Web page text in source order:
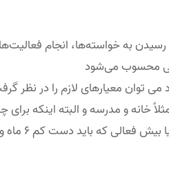
به خواسته‌ها، انجام
محسوب می‌شود
توان معیارهای لازم را در نظر
خانه و مدرسه و البته اینکه برای
علائم بروز کند. داشتن ۶